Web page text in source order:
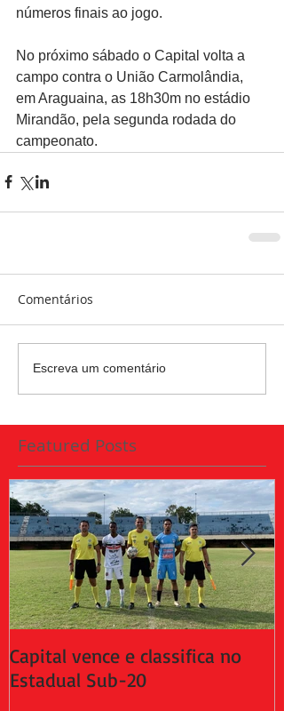
números finais ao jogo.
No próximo sábado o Capital volta a
campo contra o União Carmolândia,
em Araguaina, as 18h30m no estádio
Mirandão, pela segunda rodada do
campeonato.
Comentários
Escreva um comentário
Featured Posts
Capital vence e classifica no
Estadual Sub-20